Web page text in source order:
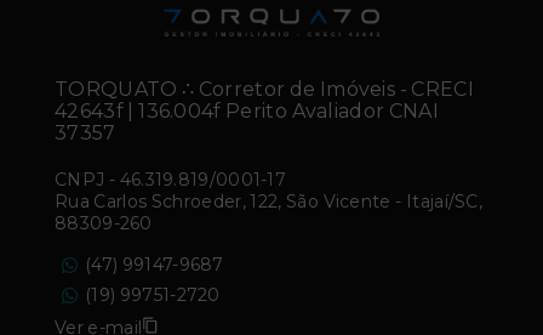
TORQUATO ∴ Corretor de Imóveis - CRECI
42643f | 136.004f Perito Avaliador CNAI
37357
CNPJ - 46.319.819/0001-17
Rua Carlos Schroeder, 122, São Vicente - Itajaí/SC,
88309-260
(47) 99147-9687
(19) 99751-2720
Ver e-mail